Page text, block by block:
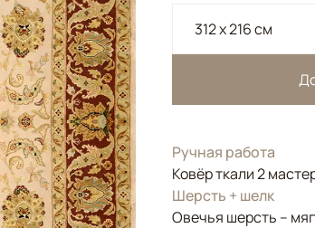
312 x 216 см
Ручная работа
Ковёр ткали 2
Шерсть + шелк
Овечья шерсть –